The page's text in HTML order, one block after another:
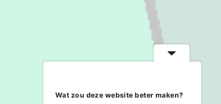
Wat zou deze website beter maken?